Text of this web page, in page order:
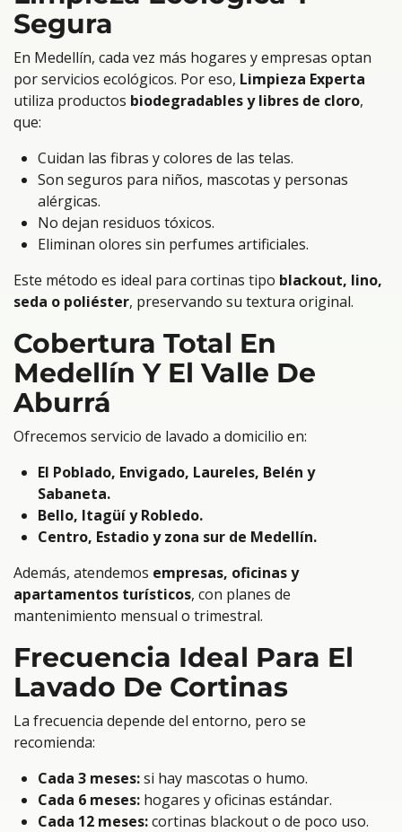
Segura
En Medellín, cada vez más hogares y empresas optan
por servicios ecológicos. Por eso, Limpieza Experta
utiliza productos biodegradables y libres de cloro,
que:
Cuidan las fibras y colores de las telas.
Son seguros para niños, mascotas y personas
alérgicas.
No dejan residuos tóxicos.
Eliminan olores sin perfumes artificiales.
Este método es ideal para cortinas tipo blackout, lino,
seda o poliéster, preservando su textura original.
Cobertura Total En
Medellín Y El Valle De
Aburrá
Ofrecemos servicio de lavado a domicilio en:
El Poblado, Envigado, Laureles, Belén y
Sabaneta.
Bello, Itagüí y Robledo.
Centro, Estadio y zona sur de Medellín.
Además, atendemos empresas, oficinas y
apartamentos turísticos, con planes de
mantenimiento mensual o trimestral.
Frecuencia Ideal Para El
Lavado De Cortinas
La frecuencia depende del entorno, pero se
recomienda:
Cada 3 meses:si hay mascotas o humo.
Cada 6 meses: hogares y oficinas estándar.
Cada 12 meses:cortinas blackout o de poco uso.